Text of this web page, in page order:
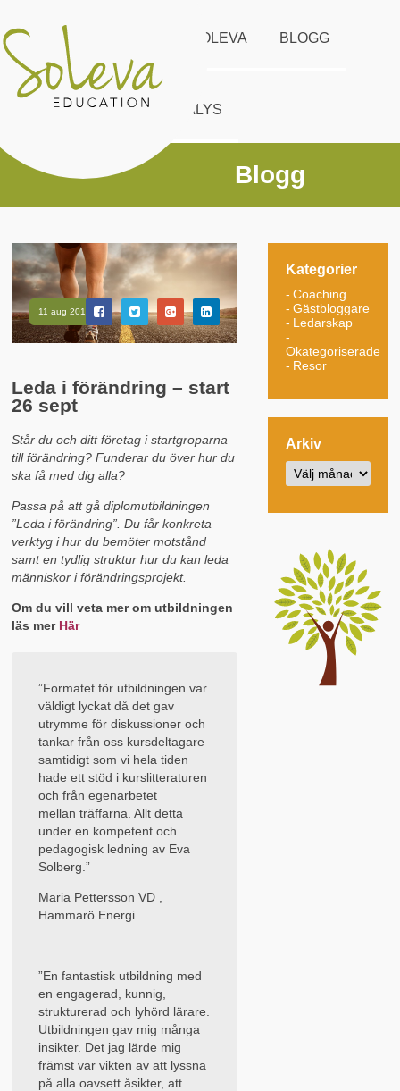
START SOLEVA BLOGG
KONTAKT DISC ANALYS
Blogg
11 aug 2017
Leda i förändring – start
26 sept
Står du och ditt företag i startgroparna
till förändring? Funderar du över hur du
ska få med dig alla?
Passa på att gå diplomutbildningen
”Leda i förändring”. Du får konkreta
verktyg i hur du bemöter motstånd
samt en tydlig struktur hur du kan leda
människor i förändringsprojekt.
Om du vill veta mer om utbildningen
läs mer Här
”Formatet för utbildningen var
väldigt lyckat då det gav
utrymme för diskussioner och
tankar från oss kursdeltagare
samtidigt som vi hela tiden
hade ett stöd i kurslitteraturen
och från egenarbetet
mellan träffarna. Allt detta
under en kompetent och
pedagogisk ledning av Eva
Solberg.”
Maria Pettersson VD ,
Hammarö Energi
”En fantastisk utbildning med
en engagerad, kunnig,
strukturerad och lyhörd lärare.
Utbildningen gav mig många
insikter. Det jag lärde mig
främst var vikten av att lyssna
på alla oavsett åsikter, att
Kategorier
Coaching
Gästbloggare
Ledarskap
Okategoriserade
Resor
Arkiv